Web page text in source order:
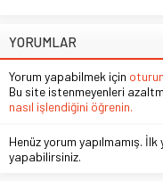
YORUMLAR
Yorum yapabilmek için
Bu site istenmeyenleri
nasıl işlendiğini öğrenin.
Henüz yorum yapılmamış.
yapabilirsiniz.